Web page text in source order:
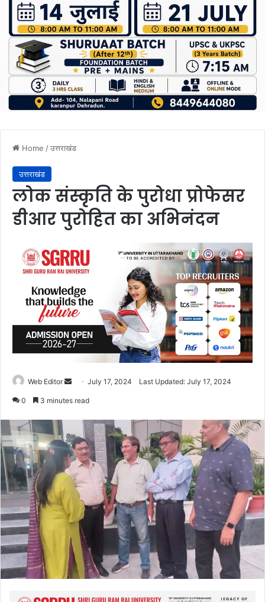
Home /उत्तराखंड
उत्तराखंड
लोक संस्कृति के पुरोधा प्रोफेसर
डीआर पुरोहित का अभिनंदन
Web Editor
a
n
m
l
July 17, 2024 Last Updated: July 17, 2024
0 3 minutes read